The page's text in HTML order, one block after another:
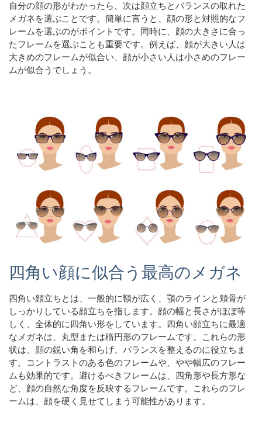
自分の顔の形がわかったら、次は顔立ちとバランスの取れた
メガネを選ぶことです。簡単に言うと、顔の形と対照的なフ
レームを選ぶのがポイントです。同時に、顔の大きさに合っ
たフレームを選ぶことも重要です。例えば、顔が大きい人は
大きめのフレームが似合い、顔が小さい人は小さめのフレー
ムが似合うでしょう。
四角い顔に似合う最高のメガネ
四角い顔立ちとは、一般的に額が広く、顎のラインと頬骨が
しっかりしている顔立ちを指します。顔の幅と長さがほぼ等
しく、全体的に四角い形をしています。四角い顔立ちに最適
なメガネは、丸型または楕円形のフレームです。これらの形
状は、顔の鋭い角を和らげ、バランスを整えるのに役立ちま
す。コントラストのある色のフレームや、やや幅広のフレー
ムも効果的です。避けるべきフレームは、四角形や長方形な
ど、顔の自然な角度を反映するフレームです。これらのフレ
ームは、顔を硬く見せてしまう可能性があります。